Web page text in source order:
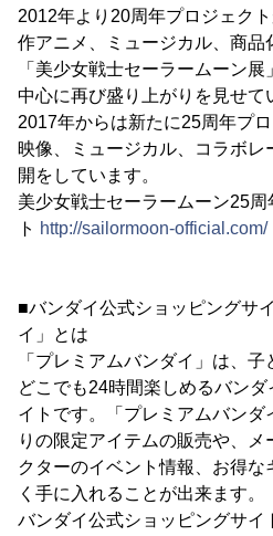
2012年より20周年プロジェク
作アニメ、ミュージカル、商品
「美少女戦士セーラームーン
中心に再び盛り上がりを見せて
2017年からは新たに25周年プ
映像、ミュージカル、コラボ
開をしています。
美少女戦士セーラームーン25
ト http://sailormoon-official.com/
■バンダイ公式ショッピングサ
イ」とは
「プレミアムバンダイ」は、
どこでも24時間楽しめるバン
イトです。「プレミアムバン
りの限定アイテムの販売や、
クターのイベント情報、お得
く手に入れることが出来ます。
バンダイ公式ショッピングサイ